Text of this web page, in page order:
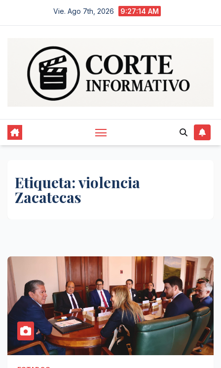
Vie. Ago 7th, 2026 9:27:15 AM
Etiqueta:violencia
Zacatecas